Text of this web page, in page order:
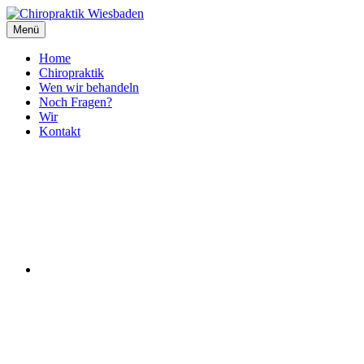
Inhalte
überspringen
Chiropraktik Wiesbaden
Lars Lukowsky Chiropraktor
Menü
Home
Chiropraktik
Wen wir behandeln
Noch Fragen?
Wir
Kontakt